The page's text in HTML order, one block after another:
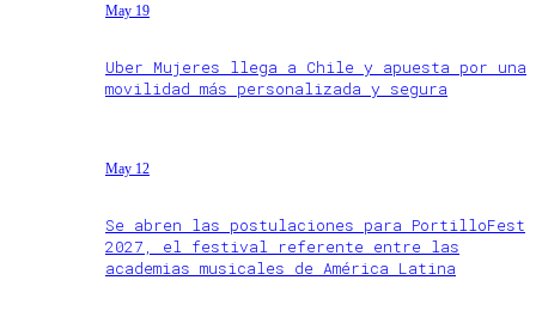
May 19
Uber Mujeres llega a Chile y apuesta por una
movilidad más personalizada y segura
May 12
Se abren las postulaciones para PortilloFest
2027, el festival referente entre las
academias musicales de América Latina